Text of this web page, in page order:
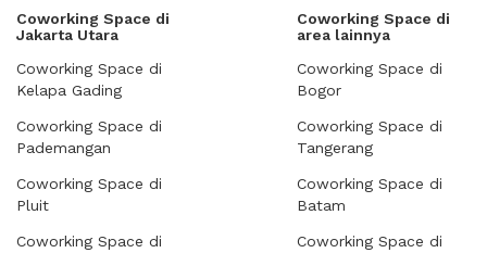
Coworking Space di
Jakarta Utara
Coworking Space di
Kelapa Gading
Coworking Space di
Pademangan
Coworking Space di
Pluit
Coworking Space di
Coworking Space di
area lainnya
Coworking Space di
Bogor
Coworking Space di
Tangerang
Coworking Space di
Batam
Coworking Space di